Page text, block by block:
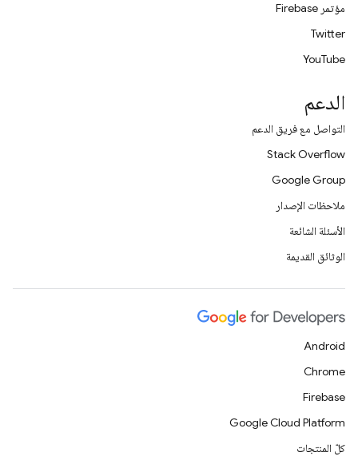
مؤتمر Firebase
Twitter
YouTube
الدعم
التواصل مع فريق الدعم
Stack Overflow
Google Group
ملاحظات الإصدار
الأسئلة الشائعة
الوثائق القديمة
Android
Chrome
Firebase
Google Cloud Platform
كلّ المنتجات